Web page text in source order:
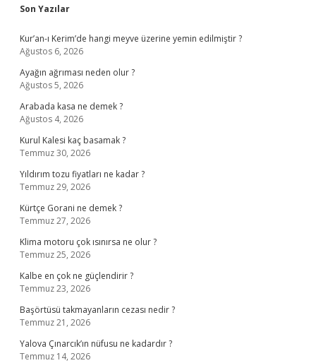
Sidebar
Son Yazılar
Kur’an-ı Kerim’de hangi meyve üzerine yemin edilmiştir ?
Ağustos 6, 2026
Ayağın ağrıması neden olur ?
Ağustos 5, 2026
Arabada kasa ne demek ?
Ağustos 4, 2026
Kurul Kalesi kaç basamak ?
Temmuz 30, 2026
Yıldırım tozu fiyatları ne kadar ?
Temmuz 29, 2026
Kürtçe Gorani ne demek ?
Temmuz 27, 2026
Klima motoru çok ısınırsa ne olur ?
Temmuz 25, 2026
Kalbe en çok ne güçlendirir ?
Temmuz 23, 2026
Başörtüsü takmayanların cezası nedir ?
Temmuz 21, 2026
Yalova Çınarcık’ın nüfusu ne kadardır ?
Temmuz 14, 2026